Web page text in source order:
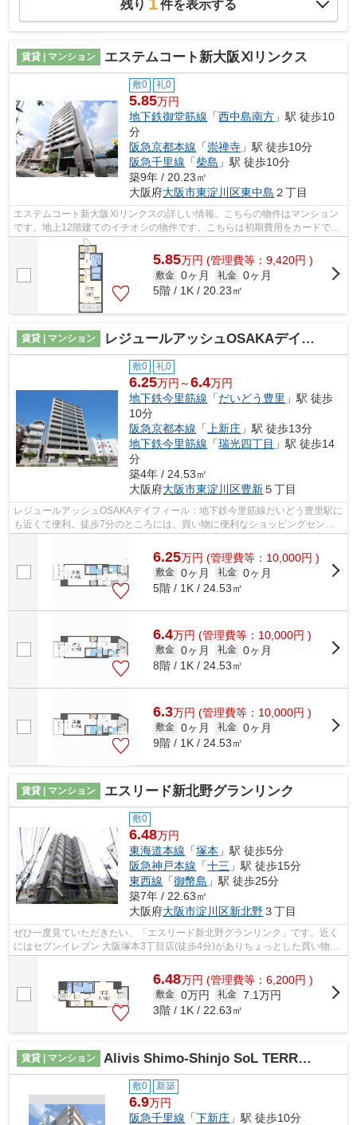
残り 1件を表示する
賃貸 | マンション エステムコート新大阪Ⅺリンクス
敷0 礼0
5.85万円
地下鉄御堂筋線 「西中島南方 」駅 徒歩10
分
阪急京都本線 「崇禅寺 」駅 徒歩10分
阪急千里線 「柴島 」駅 徒歩10分
築9年 / 20.23㎡
大阪府大阪市東淀川区東中島 ２丁目
エステムコート新大阪Ⅺリンクスの詳しい情報。こちらの物件はマンション
です。地上12階建てのイチオシの物件です。こちらは初期費用をカードでお
支払いいただける物件です。できるだけ...
5.85万円 (管理費等：9,420円 )
敷金 0ヶ月 礼金 0ヶ月
5階 / 1K / 20.23㎡
賃貸 | マンション レジュールアッシュOSAKAデイフィール
敷0 礼0
6.25万円～6.4万円
地下鉄今里筋線 「だいどう豊里 」駅 徒歩
10分
阪急京都本線 「上新庄 」駅 徒歩13分
地下鉄今里筋線 「瑞光四丁目 」駅 徒歩14
分
築4年 / 24.53㎡
大阪府大阪市東淀川区豊新５丁目
レジュールアッシュOSAKAデイフィール：地下鉄今里筋線だいどう豊里駅に
も近くて便利。徒歩7分のところには、買い物に便利なショッピングセンタ
6.25万円 (管理費等：10,000円 )
敷金 0ヶ月 礼金 0ヶ月
5階 / 1K / 24.53㎡
6.4万円 (管理費等：10,000円 )
敷金 0ヶ月 礼金 0ヶ月
8階 / 1K / 24.53㎡
6.3万円 (管理費等：10,000円 )
敷金 0ヶ月 礼金 0ヶ月
9階 / 1K / 24.53㎡
賃貸 | マンション エスリード新北野グランリンク
敷0
6.48万円
東海道本線 「塚本 」駅 徒歩5分
阪急神戸本線 「十三 」駅 徒歩15分
東西線 「御幣島 」駅 徒歩25分
築7年 / 22.63㎡
大阪府大阪市淀川区新北野３丁目
ぜひ一度見ていただきたい、「エスリード新北野グランリンク」です。近く
にはセブンイレブン 大阪塚本3丁目店(徒歩4分)がありちょっとした買い物に
6.48万円 (管理費等：6,200円 )
敷金 0万円 礼金 7.1万円
3階 / 1K / 22.63㎡
賃貸 | マンション Alivis Shimo-Shinjo SoL TERRACE
敷0 新築
6.9万円
阪急千里線 「下新庄 」駅 徒歩10分